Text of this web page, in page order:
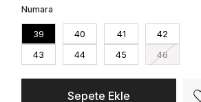
Numara
39 40 41
42
43
44 45 46